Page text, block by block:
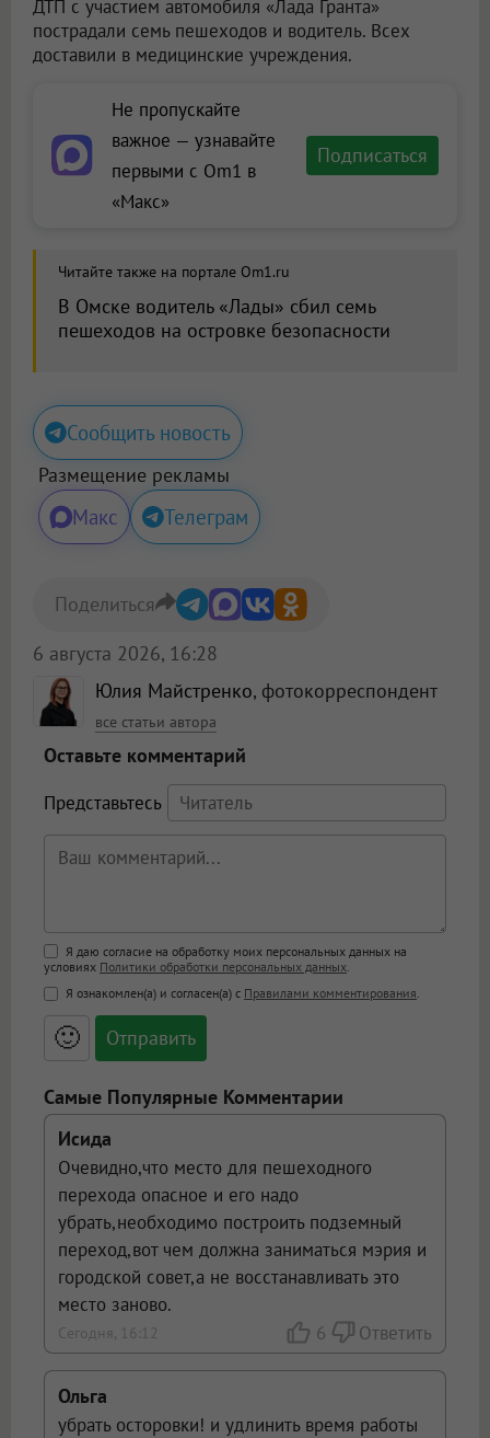
ДТП с участием автомобиля «Лада Гранта»
пострадали семь пешеходов и водитель. Всех
доставили в медицинские учреждения.
Не пропускайте
важное — узнавайте
первыми с Om1 в
«Макс»
Подписаться
Читайте также на портале Om1.ru
В Омске водитель «Лады» сбил семь
пешеходов на островке безопасности
Сообщить новость
Размещение рекламы
Макс Телеграм
Юлия Майстренко, фотокорреспондент
все статьи автора
6 августа 2026, 16:28
Поделиться
Оставьте комментарий
Представьтесь
Поддержка HTML
<b>, <strong>, <u>, <i>, <em>, <s>, <big>,
<small>, <sup>, <sub>, <pre>, <ul>, <ol>, <li>,
<blockquote>, <code> экранирует HTML,
адреса URL автоматически становятся
ссылками, и [img]адрес[/img] будет
Я даю согласие на обработку моих персональных данных на
условиях Политики обработки персональных данных.
Я ознакомлен(а) и согласен(а) с Правилами комментирования.
🙂
Самые Популярные Комментарии
Исида
Очевидно,что место для пешеходного
перехода опасное и его надо
убрать,необходимо построить подземный
переход,вот чем должна заниматься мэрия и
городской совет,а не восстанавливать это
место заново.
Сегодня, 16:12 6 Ответить
Ольга
убрать осторовки! и удлинить время работы